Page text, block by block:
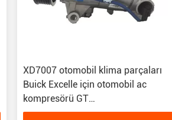
XD7007 otomobil klima parçaları
Buick Excelle için otomobil ac
kompresörü GT
13271264/67219/68219